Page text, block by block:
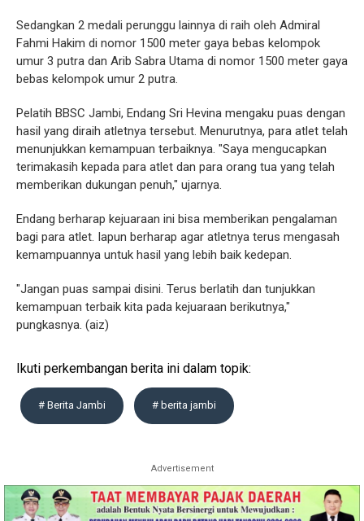
Sedangkan 2 medali perunggu lainnya di raih oleh Admiral
Fahmi Hakim di nomor 1500 meter gaya bebas kelompok
umur 3 putra dan Arib Sabra Utama di nomor 1500 meter gaya
bebas kelompok umur 2 putra.
Pelatih BBSC Jambi, Endang Sri Hevina mengaku puas dengan
hasil yang diraih atletnya tersebut. Menurutnya, para atlet telah
menunjukkan kemampuan terbaiknya. "Saya mengucapkan
terimakasih kepada para atlet dan para orang tua yang telah
memberikan dukungan penuh," ujarnya.
Endang berharap kejuaraan ini bisa memberikan pengalaman
bagi para atlet. Iapun berharap agar atletnya terus mengasah
kemampuannya untuk hasil yang lebih baik kedepan.
"Jangan puas sampai disini. Terus berlatih dan tunjukkan
kemampuan terbaik kita pada kejuaraan berikutnya,"
pungkasnya. (aiz)
Ikuti perkembangan berita ini dalam topik:
# Berita Jambi # berita jambi
Advertisement